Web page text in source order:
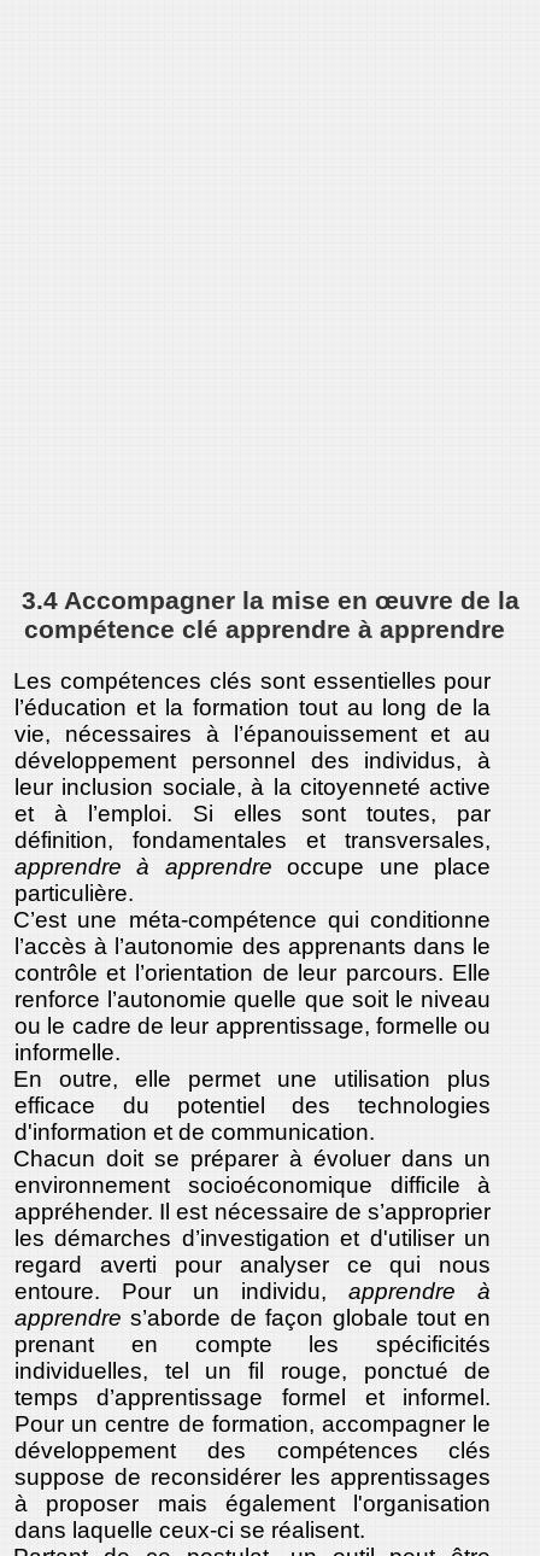
3.4 Accompagner la mise en œuvre de la
compétence clé apprendre à apprendre
Les compétences clés sont essentielles pour
l’éducation et la formation tout au long de la
vie, nécessaires à l’épanouissement et au
développement personnel des individus, à
leur inclusion sociale, à la citoyenneté active
et à l’emploi. Si elles sont toutes, par
définition, fondamentales et transversales,
apprendre à apprendreoccupe une place
particulière.
C’est une méta-compétence qui conditionne
l’accès à l’autonomie des apprenants dans le
contrôle et l’orientation de leur parcours. Elle
renforce l’autonomie quelle que soit le niveau
ou le cadre de leur apprentissage, formelle ou
informelle.
En outre, elle permet une utilisation plus
efficace du potentiel des technologies
d'information et de communication.
Chacun doit se préparer à évoluer dans un
environnement socioéconomique difficile à
appréhender. Il est nécessaire de s’approprier
les démarches d’investigation et d'utiliser un
regard averti pour analyser ce qui nous
entoure. Pour un individu,apprendre à
apprendres’aborde de façon globale tout en
prenant en compte les spécificités
individuelles, tel un fil rouge, ponctué de
temps d’apprentissage formel et informel.
Pour un centre de formation, accompagner le
développement des compétences clés
suppose de reconsidérer les apprentissages
à proposer mais également l'organisation
dans laquelle ceux-ci se réalisent.